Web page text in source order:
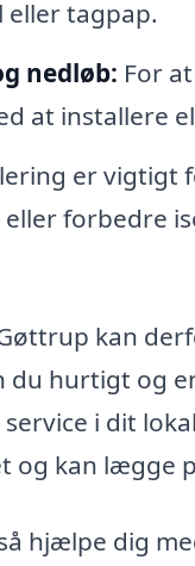
tagpap.
nedløb: For
at installere
er
forbedre
kan
du hurtigt og
i dit
og kan lægge
hjælpe dig